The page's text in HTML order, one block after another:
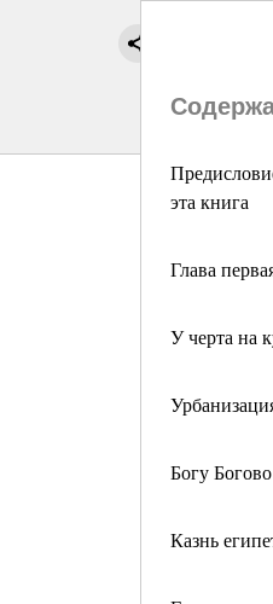
эта книга
Глава
У черта на
Богу Богово
Казнь